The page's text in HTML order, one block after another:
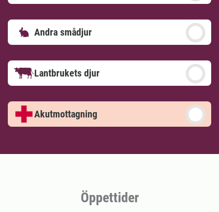
Andra smådjur
Lantbrukets djur
Akutmottagning
Öppettider